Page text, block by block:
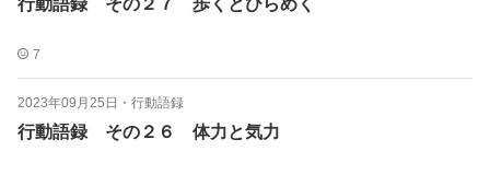
行動語録 その２７ 歩くとひらめく
7
2023年09月25日 ・ 行動語録
行動語録 その２６ 体力と気力